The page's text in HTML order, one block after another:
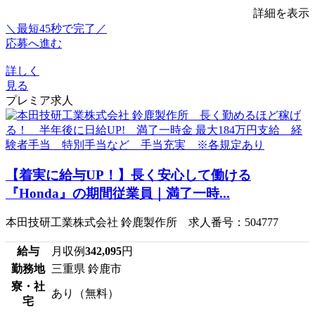
詳細を表示
＼最短45秒で完了／
応募へ進む
詳しく
見る
プレミア求人
【着実に給与UP！】長く安心して働ける
『Honda』の期間従業員｜満了一時...
本田技研工業株式会社 鈴鹿製作所 求人番号：504777
給与 月収例342,095円
勤務地 三重県 鈴鹿市
寮・社
宅
あり（無料）